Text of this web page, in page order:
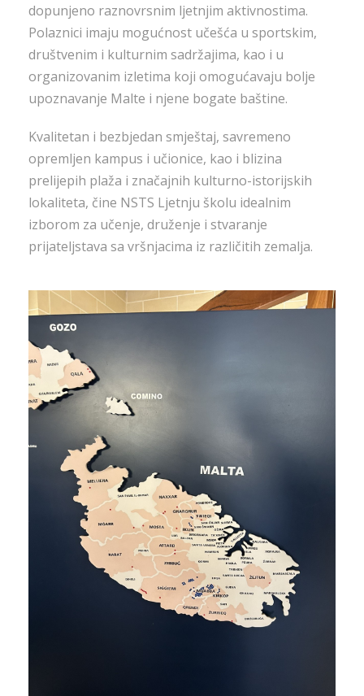
dopunjeno raznovrsnim ljetnjim aktivnostima.
Polaznici imaju mogućnost učešća u sportskim,
društvenim i kulturnim sadržajima, kao i u
organizovanim izletima koji omogućavaju bolje
upoznavanje Malte i njene bogate baštine.
Kvalitetan i bezbjedan smještaj, savremeno
opremljen kampus i učionice, kao i blizina
prelijepih plaža i značajnih kulturno-istorijskih
lokaliteta, čine NSTS Ljetnju školu idealnim
izborom za učenje, druženje i stvaranje
prijateljstava sa vršnjacima iz različitih zemalja.